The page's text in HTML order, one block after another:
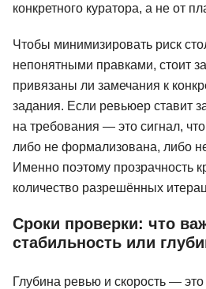
конкретного куратора, а не от
Чтобы минимизировать риск
непонятными правками, стоит
привязаны ли замечания к
задания. Если ревьюер ставит
на требования — это сигнал,
либо не формализована, либо
Именно поэтому прозрачность
количество разрешённых
Сроки проверки: что
стабильность или
Глубина ревью и скорость —